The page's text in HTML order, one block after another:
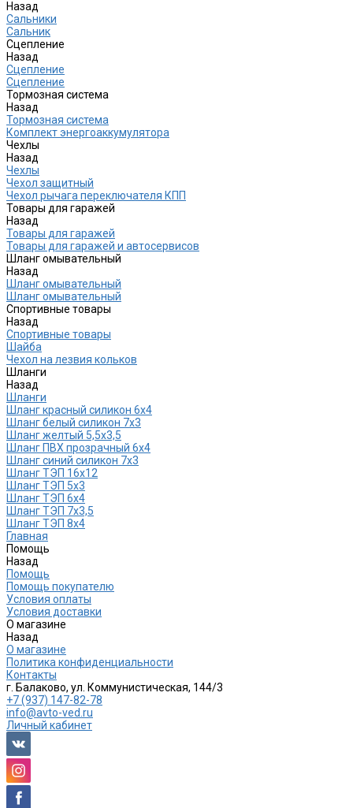
Назад
Сальники
Сальник
Сцепление
Назад
Сцепление
Сцепление
Тормозная система
Назад
Тормозная система
Комплект энергоаккумулятора
Чехлы
Назад
Чехлы
Чехол защитный
Чехол рычага переключателя КПП
Товары для гаражей
Назад
Товары для гаражей
Товары для гаражей и автосервисов
Шланг омывательный
Назад
Шланг омывательный
Шланг омывательный
Спортивные товары
Назад
Спортивные товары
Шайба
Чехол на лезвия кольков
Шланги
Назад
Шланги
Шланг красный силикон 6х4
Шланг белый силикон 7х3
Шланг желтый 5,5х3,5
Шланг ПВХ прозрачный 6х4
Шланг синий силикон 7х3
Шланг ТЭП 16х12
Шланг ТЭП 5х3
Шланг ТЭП 6х4
Шланг ТЭП 7х3,5
Шланг ТЭП 8х4
Главная
Помощь
Назад
Помощь
Помощь покупателю
Условия оплаты
Условия доставки
О магазине
Назад
О магазине
Политика конфиденциальности
Контакты
г. Балаково, ул. Коммунистическая, 144/3
+7 (937) 147-82-78
info@avto-ved.ru
Личный кабинет